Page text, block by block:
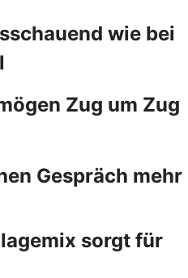
wie bei
Zug um Zug
Gespräch mehr
sorgt für